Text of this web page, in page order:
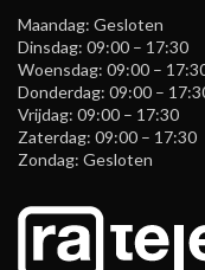
Maandag: Gesloten
Dinsdag: 09:00 – 17:30
Woensdag: 09:00 –
Donderdag: 09:00 –
Vrijdag: 09:00 – 17:30
Zaterdag: 09:00 – 17:30
Zondag: Gesloten